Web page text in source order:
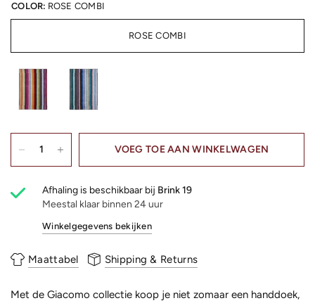
COLOR: ROSE COMBI
ROSE COMBI
VOEG TOE AAN WINKELWAGEN
Afhaling is beschikbaar bij Brink 19
Meestal klaar binnen 24 uur
Winkelgegevens bekijken
Maattabel Shipping & Returns
Met de Giacomo collectie koop je niet zomaar een handdoek,